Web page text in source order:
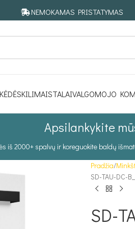
NEMOKAMAS PRISTATYMAS
KĖDĖSKILIMAISTALAIVALGOMOJO
Apsilankykite
iš 2000+ spalvų ir koreguokite baldų
Pradžia
SD-TAU-DC-
SD-